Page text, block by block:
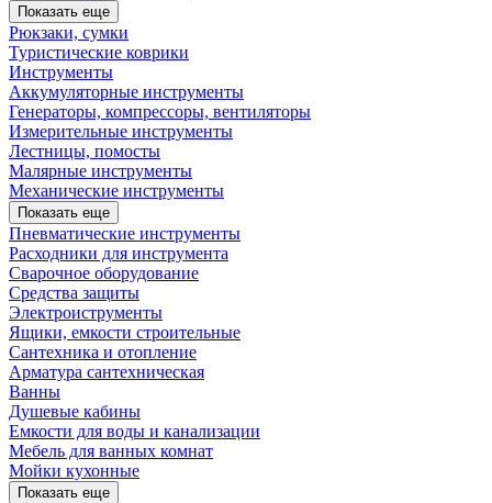
Показать еще
Рюкзаки, сумки
Туристические коврики
Инструменты
Аккумуляторные инструменты
Генераторы, компрессоры, вентиляторы
Измерительные инструменты
Лестницы, помосты
Малярные инструменты
Механические инструменты
Показать еще
Пневматические инструменты
Расходники для инструмента
Сварочное оборудование
Средства защиты
Электроиструменты
Ящики, емкости строительные
Сантехника и отопление
Арматура сантехническая
Ванны
Душевые кабины
Емкости для воды и канализации
Мебель для ванных комнат
Мойки кухонные
Показать еще